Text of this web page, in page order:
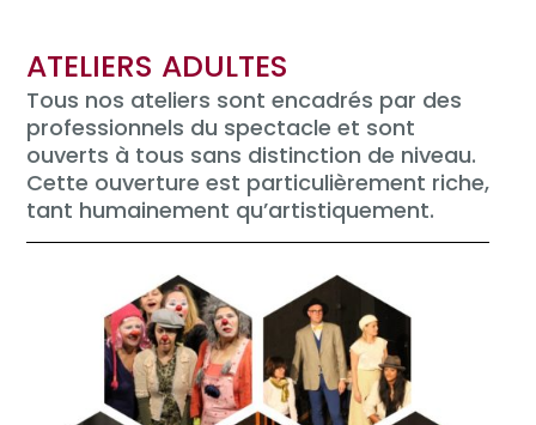
ATELIERS ADULTES
Tous nos ateliers sont encadrés par des
professionnels du spectacle et sont
ouverts à tous sans distinction de niveau.
Cette ouverture est particulièrement riche,
tant humainement qu’artistiquement.